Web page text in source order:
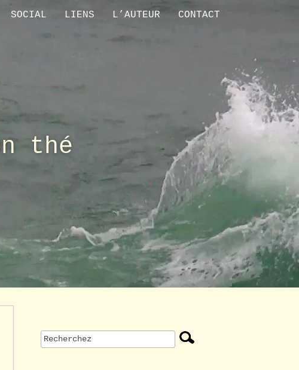
SOCIAL LIENS L’AUTEUR CONTACT
thé